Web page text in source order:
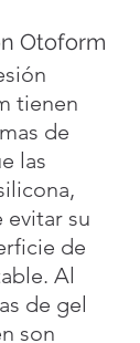
Otoform
tienen
de
las
evitar su
de
Al
de gel
son